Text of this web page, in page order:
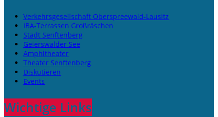
Verkehrsgesellschaft Oberspreewald-Lausitz
IBA-Terrassen Großräschen
Stadt Senftenberg
Geierswalder See
Amphitheater
Theater Senftenberg
Diskutieren
Events
Wichtige Links